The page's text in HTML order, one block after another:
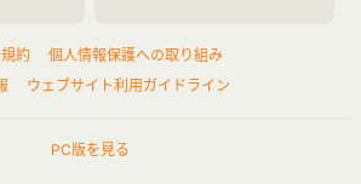
約
個人情報保護への取り組み
ウェブサイト利用ガイドライン
PC版を見る